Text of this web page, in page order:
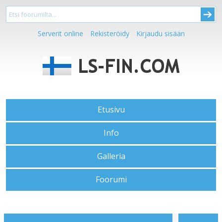
Serverit online Rekisteröidy Kirjaudu sisään
Etusivu
Info
Galleria
Foorumi